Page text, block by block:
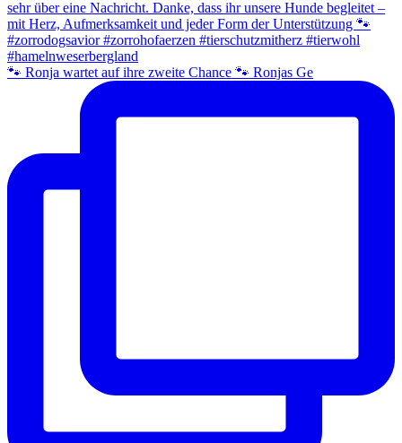
🐾 Ronja wartet auf ihre zweite Chance 🐾 Ronjas Ge